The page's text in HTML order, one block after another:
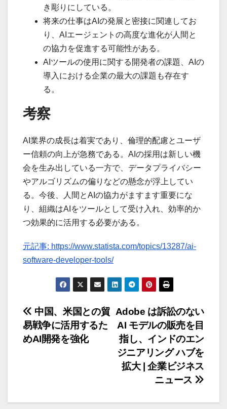
き彫りにしている。
将来の仕事はAIの発展と密接に関連してお
り、AIエージェントの高度な進化が人間と
の協力を促進する可能性がある。
AIツールの使用に関する開発者の課題、AIの
導入における企業の最大の課題も存在す
る。
考察
AI業界の成長は着実であり、倫理的配慮とユーザ
ー信頼の向上が急務である。AIの採用は新しい機
会を生み出している一方で、データプライバシー
やアルゴリズムの偏りなどの懸念が浮上してい
る。今後、人間とAIの協力がますます重要にな
り、組織はAIをツールとして受け入れ、効率的か
つ効果的に活用する必要がある。
元記事: https://www.statista.com/topics/13287/ai-
software-developer-tools/
投
稿
ゲ
Adobe は訴訟のない
AI モデルの販売を目
指し、インドのエン
ジニアリング ハブを
拡大 | 企業ビジネス
ニュース
中国、米国との貿
易戦争に活用するた
めAI開発を強化